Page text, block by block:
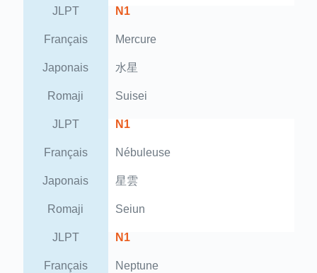
JLPT N1
Français Mercure
Japonais 水星
Romaji Suisei
JLPT N1
Français Nébuleuse
Japonais 星雲
Romaji Seiun
JLPT N1
Français Neptune